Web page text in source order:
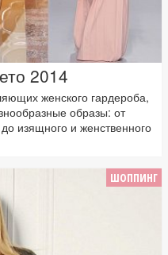
2014
женского гардероба,
образы: от
изящного и женственного
ШОППИНГ